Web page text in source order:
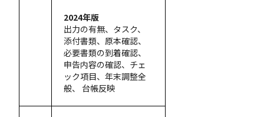
2024年版
出力の有無、タスク、
添付書類、原本確認、
必要書類の到着確認、
申告内容の確認、チェ
ック項目、年末調整全
般、 台帳反映